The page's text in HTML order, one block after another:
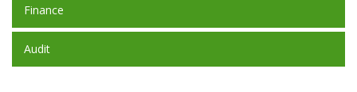
Finance
Audit